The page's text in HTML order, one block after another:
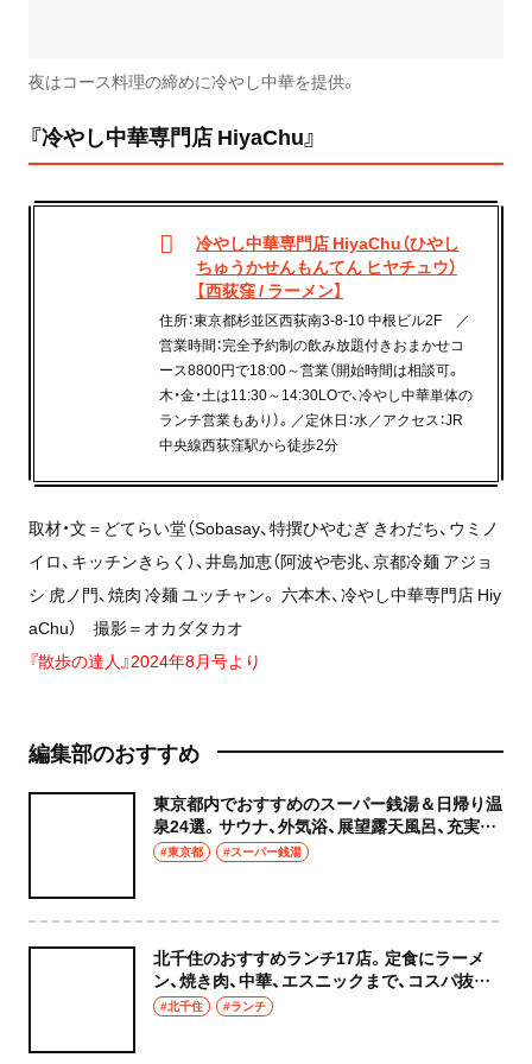
夜はコース料理の締めに冷やし中華を提供。
『冷やし中華専門店 HiyaChu』
冷やし中華専門店 HiyaChu（ひやし
ちゅうかせんもんてん ヒヤチュウ）
【西荻窪 / ラーメン】
住所：東京都杉並区西荻南3-8-10 中根ビル2F ／
営業時間：完全予約制の飲み放題付きおまかせコ
ース8800円で18:00～営業（開始時間は相談可。
木・金・土は11:30～14:30LOで、冷やし中華単体の
ランチ営業もあり）。／定休日：水／アクセス：JR
中央線西荻窪駅から徒歩2分
取材・文＝どてらい堂（Sobasay、特撰ひやむぎ きわだち、ウミノ
イロ、キッチンきらく）、井島加恵（阿波や壱兆、京都冷麺 アジョ
シ 虎ノ門、焼肉 冷麺 ユッチャン。 六本木、冷やし中華専門店 Hiy
aChu） 撮影＝オカダタカオ
『散歩の達人』2024年8月号より
編集部のおすすめ
東京都内でおすすめのスーパー銭湯＆日帰り温
泉24選。サウナ、外気浴、展望露天風呂、充実の
癒やし空間へ
#東京都 #スーパー銭湯
北千住のおすすめランチ17店。定食にラーメ
ン、焼き肉、中華、エスニックまで、コスパ抜群
な店もおしゃれな店も網羅してご紹介！
#北千住 #ランチ